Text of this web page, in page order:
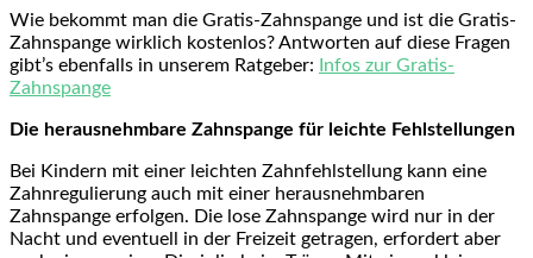
Wie bekommt man die Gratis-Zahnspange und ist die Gratis-
Zahnspange wirklich kostenlos? Antworten auf diese Fragen
gibt’s ebenfalls in unserem Ratgeber:
Infos zur Gratis-
Zahnspange
Die herausnehmbare Zahnspange für leichte Fehlstellungen
Bei Kindern mit einer leichten Zahnfehlstellung kann eine
Zahnregulierung auch mit einer herausnehmbaren
Zahnspange erfolgen. Die lose Zahnspange wird nur in der
Nacht und eventuell in der Freizeit getragen, erfordert aber